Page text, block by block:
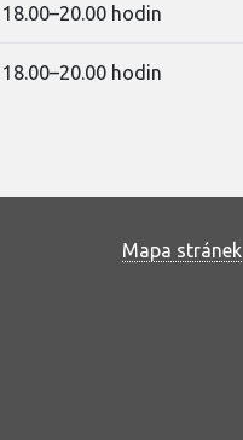
18.00–20.00 hodin
18.00–20.00 hodin
Mapa stránek